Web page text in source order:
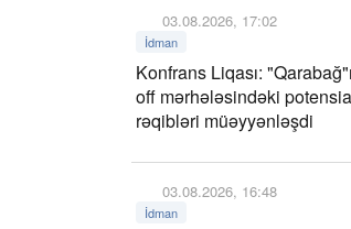
03.08.2026, 17:02
İdman
Konfrans Liqası:
off mərhələsindəki
rəqibləri müəyyənləşdi
03.08.2026, 16:48
İdman